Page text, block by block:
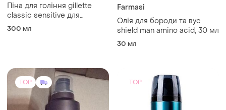
Піна для гоління gillette
classic sensitive для
чутливої шкіри 300 мл
300 мл
Farmasi
Олія для бороди та вус
shield man amino acid, 30 мл
30 мл
TOP TOP